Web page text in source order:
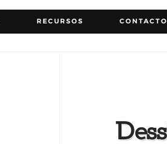
RECURSOS CONTACTO